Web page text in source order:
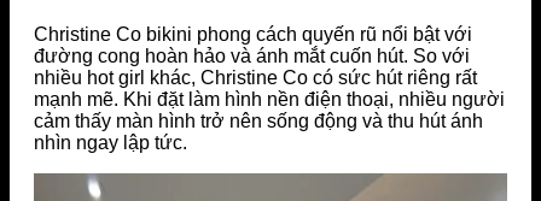
Christine Co bikini phong cách quyến rũ nổi bật với
đường cong hoàn hảo và ánh mắt cuốn hút. So với
nhiều hot girl khác, Christine Co có sức hút riêng rất
mạnh mẽ. Khi đặt làm hình nền điện thoại, nhiều người
cảm thấy màn hình trở nên sống động và thu hút ánh
nhìn ngay lập tức.